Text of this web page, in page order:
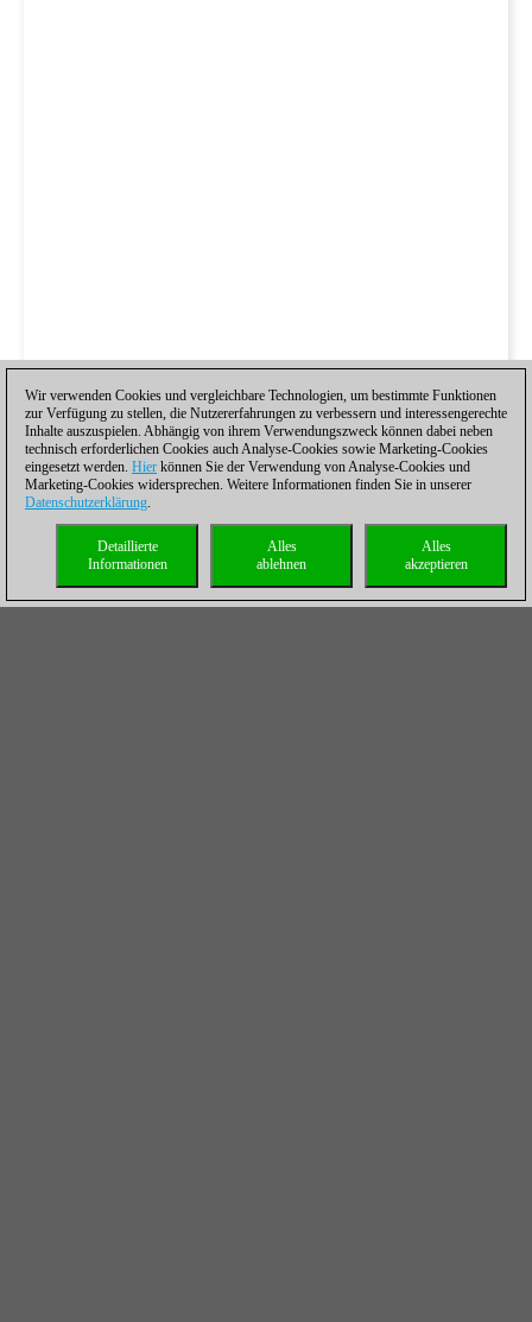
Wir verwenden Cookies und vergleichbare Technologien, um bestimmte Funktionen
zur Verfügung zu stellen, die Nutzererfahrungen zu verbessern und interessengerechte
Inhalte auszuspielen. Abhängig von ihrem Verwendungszweck können dabei neben
technisch erforderlichen Cookies auch Analyse-Cookies sowie Marketing-Cookies
eingesetzt werden. Hier können Sie der Verwendung von Analyse-Cookies und
Marketing-Cookies widersprechen. Weitere Informationen finden Sie in unserer
Datenschutzerklärung.
Alles
akzeptieren
Alles
ablehnen
Detaillierte
Informationen